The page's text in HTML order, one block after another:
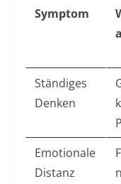
Symptom
Ständiges
Denken
Emotionale
Distanz